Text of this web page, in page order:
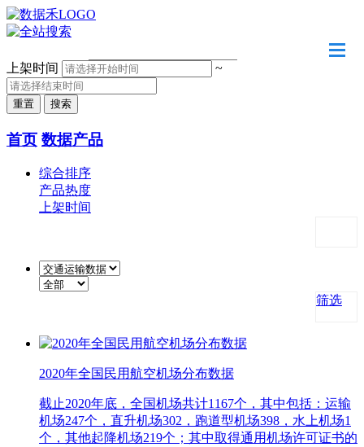
上架时间
~
首页 数据产品
综合排序
产品热度
上架时间
筛选
2020年全国民用航空机场分布数据
截止2020年底，全国机场共计1167个，其中包括：运输
机场247个，直升机场302，跑道型机场398，水上机场1
个，其他起降机场219个；其中取得通用机场许可证书的